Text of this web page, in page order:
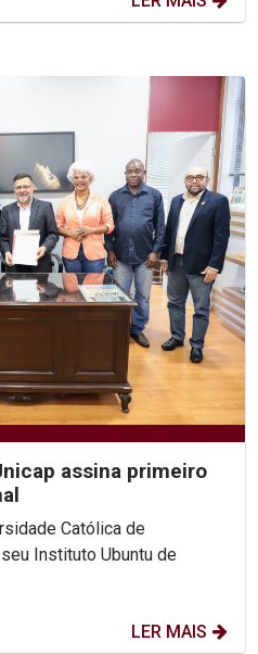
assina primeiro
Instituto Ubuntu de
LER MAIS